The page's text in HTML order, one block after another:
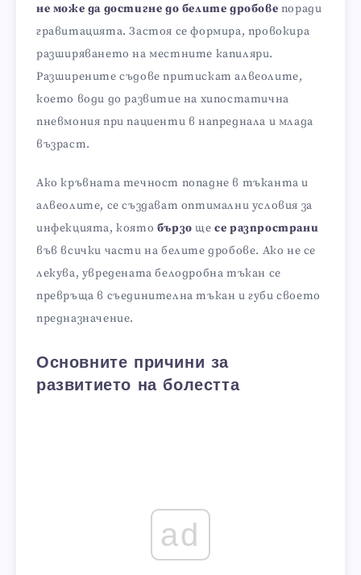
не може да достигне до белите дробове поради
гравитацията. Застоя се формира, провокира
разширяването на местните капиляри.
Разширените съдове притискат алвеолите,
което води до развитие на хипостатична
пневмония при пациенти в напреднала и млада
възраст.
Ако кръвната течност попадне в тъканта и
алвеолите, се създават оптимални условия за
инфекцията, която бързо щесе разпространи
във всички части на белите дробове. Ако не се
лекува, увредената белодробна тъкан се
превръща в съединителна тъкан и губи своето
предназначение.
Основните причини за
развитието на болестта
ad